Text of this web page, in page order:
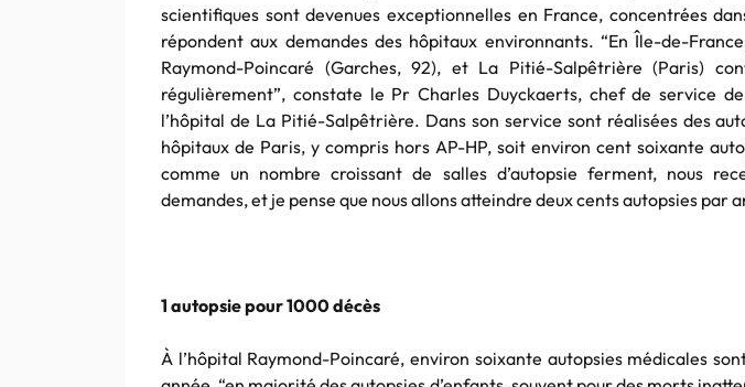
scientifiques sont devenues exceptionnelles en France, concentrées
répondent aux demandes des hôpitaux environnants. “En Île-de-
Raymond-Poincaré (Garches, 92), et La Pitié-Salpêtrière (Paris)
régulièrement”, constate le Pr Charles Duyckaerts, chef de service
l’hôpital de La Pitié-Salpêtrière. Dans son service sont réalisées des
hôpitaux de Paris, y compris hors AP-HP, soit environ cent soixante
comme un nombre croissant de salles d’autopsie ferment, nous
demandes, et je pense que nous allons atteindre deux cents autopsies par
1 autopsie pour 1000 décès
À l’hôpital Raymond-Poincaré, environ soixante autopsies médicales